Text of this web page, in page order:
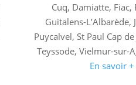
Cuq, Damiatte, Fiac,
Guitalens-L’Albarède,
Puycalvel, St Paul Cap
Teyssode, Vielmur-sur-
En savoir +